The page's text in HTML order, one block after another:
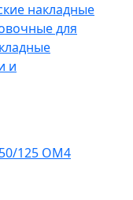
накладные
для
и
125 OM4